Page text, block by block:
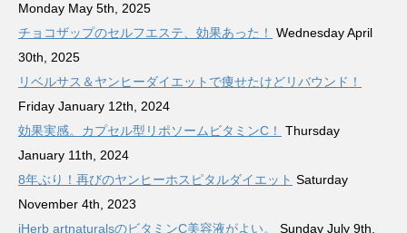
Monday May 5th, 2025
チョコザップのセルフエステ、効果あった！
Wednesday April
30th, 2025
リベルサス＆ヤンヒーダイエットで痩せたけどリバウンド！
Friday January 12th, 2024
効果実感。カプセル型リポソームビタミンC！
Thursday
January 11th, 2024
8年ぶり！再びのヤンヒーホスピタルダイエット Saturday
November 4th, 2023
iHerb artnaturalsのビタミンC美容液がよい。
Sunday July 9th,